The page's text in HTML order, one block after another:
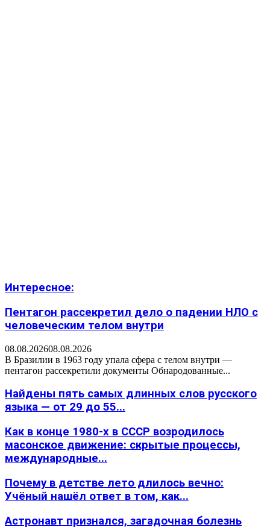
Интересное:
Пентагон рассекретил дело о падении НЛО с
человеческим телом внутри
08.08.202608.08.2026
В Бразилии в 1963 году упала сфера с телом внутри —
пентагон рассекретили документы Обнародованные...
Найдены пять самых длинных слов русского
языка — от 29 до 55...
Как в конце 1980-х в СССР возродилось
масонское движение: скрытые процессы,
международные...
Почему в детстве лето длилось вечно:
Учёный нашёл ответ в том, как...
Астронавт признался, загадочная болезнь